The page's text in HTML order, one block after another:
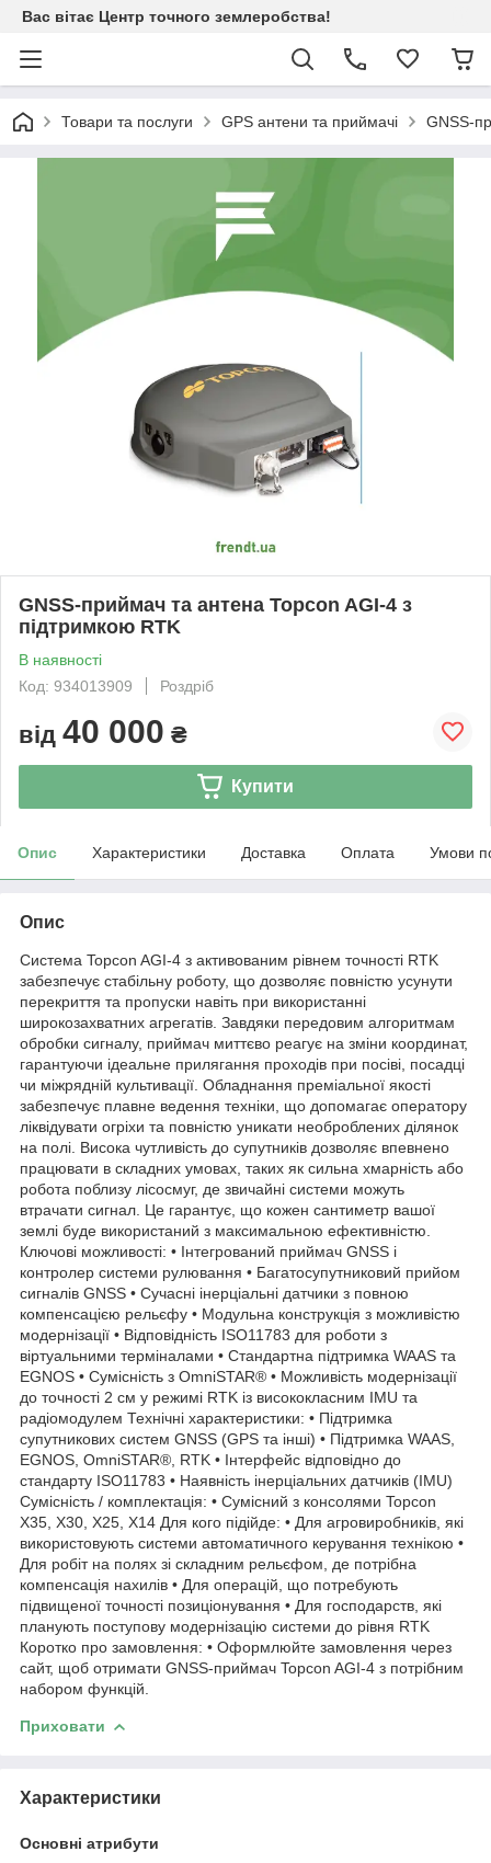
Вас вітає Центр точного землеробства!
Товари та послуги GPS антени та приймачі GNSS-
GNSS-приймач та антена Topcon AGI-4 з
підтримкою RTK
В наявності
Код: 934013909
Роздріб
від 40 000 ₴
Купити
Опис Характеристики Доставка Оплата Умови
Опис
Система Topcon AGI-4 з активованим рівнем точності RTK
забезпечує стабільну роботу, що дозволяє повністю усунути
перекриття та пропуски навіть при використанні
широкозахватних агрегатів. Завдяки передовим алгоритмам
обробки сигналу, приймач миттєво реагує на зміни координат,
гарантуючи ідеальне прилягання проходів при посіві, посадці
чи міжрядній культивації. Обладнання преміальної якості
забезпечує плавне ведення техніки, що допомагає оператору
ліквідувати огріхи та повністю уникати необроблених ділянок
на полі. Висока чутливість до супутників дозволяє впевнено
працювати в складних умовах, таких як сильна хмарність або
робота поблизу лісосмуг, де звичайні системи можуть
втрачати сигнал. Це гарантує, що кожен сантиметр вашої
землі буде використаний з максимальною ефективністю.
Ключові можливості: • Інтегрований приймач GNSS і
контролер системи рулювання • Багатосупутниковий прийом
сигналів GNSS • Сучасні інерціальні датчики з повною
компенсацією рельєфу • Модульна конструкція з можливістю
модернізації • Відповідність ISO11783 для роботи з
віртуальними терміналами • Стандартна підтримка WAAS та
EGNOS • Сумісність з OmniSTAR® • Можливість модернізації
до точності 2 см у режимі RTK із висококласним IMU та
радіомодулем Технічні характеристики: • Підтримка
супутникових систем GNSS (GPS та інші) • Підтримка WAAS,
EGNOS, OmniSTAR®, RTK • Інтерфейс відповідно до
стандарту ISO11783 • Наявність інерціальних датчиків (IMU)
Сумісність / комплектація: • Сумісний з консолями Topcon
X35, X30, X25, X14 Для кого підійде: • Для агровиробників, які
використовують системи автоматичного керування технікою •
Для робіт на полях зі складним рельєфом, де потрібна
компенсація нахилів • Для операцій, що потребують
підвищеної точності позиціонування • Для господарств, які
планують поступову модернізацію системи до рівня RTK
Коротко про замовлення: • Оформлюйте замовлення через
сайт, щоб отримати GNSS-приймач Topcon AGI-4 з потрібним
набором функцій.
Приховати
Характеристики
Основні атрибути